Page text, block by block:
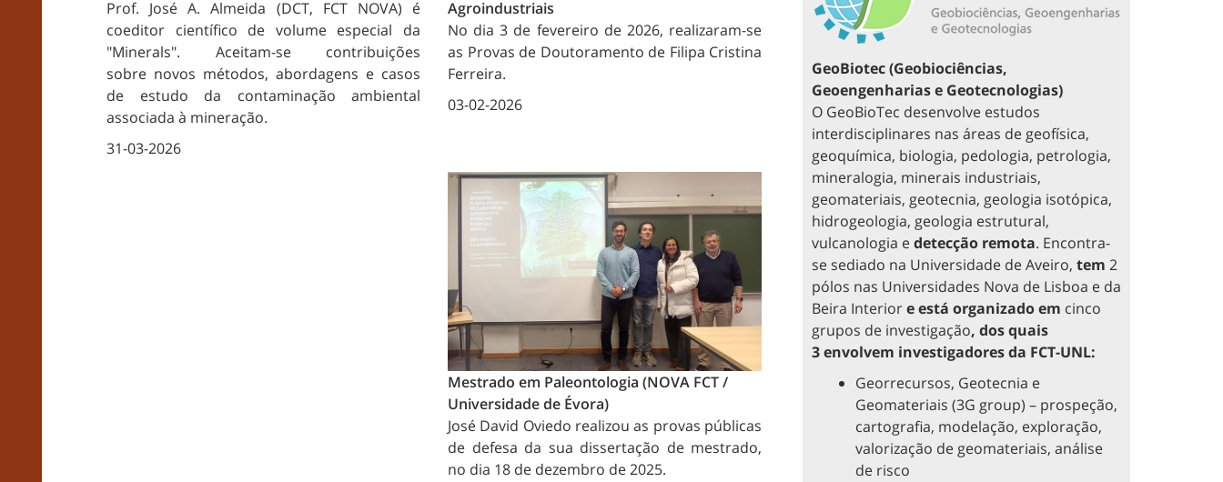
Prof. José A. Almeida (DCT, FCT NOVA) é
coeditor científico de volume especial da
"Minerals". Aceitam-se contribuições
sobre novos métodos, abordagens e casos
de estudo da contaminação ambiental
associada à mineração.
31-03-2026
Agroindustriais
No dia 3 de fevereiro de 2026, realizaram-se
as Provas de Doutoramento de Filipa Cristina
Ferreira.
03-02-2026
Mestrado em Paleontologia (NOVA FCT /
Universidade de Évora)
José David Oviedo realizou as provas públicas
de defesa da sua dissertação de mestrado,
no dia 18 de dezembro de 2025.
GeoBiotec (Geobiociências,
Geoengenharias e Geotecnologias)
O GeoBioTec desenvolve estudos
interdisciplinares nas áreas de geofísica,
geoquímica, biologia, pedologia, petrologia,
mineralogia, minerais industriais,
geomateriais, geotecnia, geologia isotópica,
hidrogeologia, geologia estrutural,
vulcanologia edetecção remota. Encontra-
se sediado na Universidade de Aveiro, tem 2
pólos nas Universidades Nova de Lisboa e da
Beira Interiore está organizado em cinco
grupos de investigação, dos quais
3envolvem investigadores da FCT-UNL:
Georrecursos, Geotecnia e
Geomateriais (3G group) – prospeção,
cartografia, modelação, exploração,
valorização de geomateriais, análise
de risco